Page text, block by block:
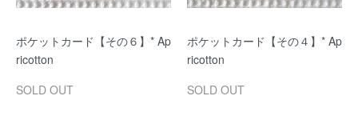
ポケットカード【その６】* Ap
ricotton
SOLD OUT
ポケットカード【その４】* Ap
ricotton
SOLD OUT